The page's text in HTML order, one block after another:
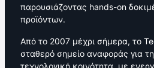
παρουσιάζοντας hands-on
προϊόντων.
Από το 2007 μέχρι σήμερα, το
σταθερό σημείο αναφοράς για
τεχνολογική κοινότητα, με